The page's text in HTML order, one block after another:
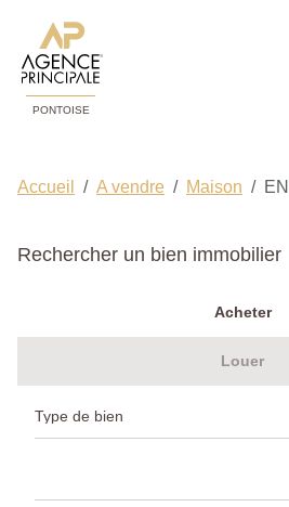
PONTOISE
Accueil A vendre Maison
Rechercher un bien immobilier
Acheter
Louer